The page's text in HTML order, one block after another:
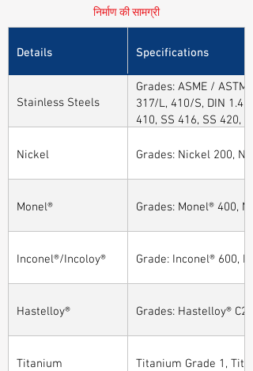
निर्माण की सामग्री
Details Specifications
Stainless Steels
Grades: ASME /
317/L, 410/S, DIN
410, SS 416, SS 420,
Nickel
Grades: Nickel 200,
Monel® Grades: Monel® 400,
Inconel®/Incoloy® Grade: Inconel® 600,
Hastelloy® Grades: Hastelloy®
Titanium Titanium Grade 1,